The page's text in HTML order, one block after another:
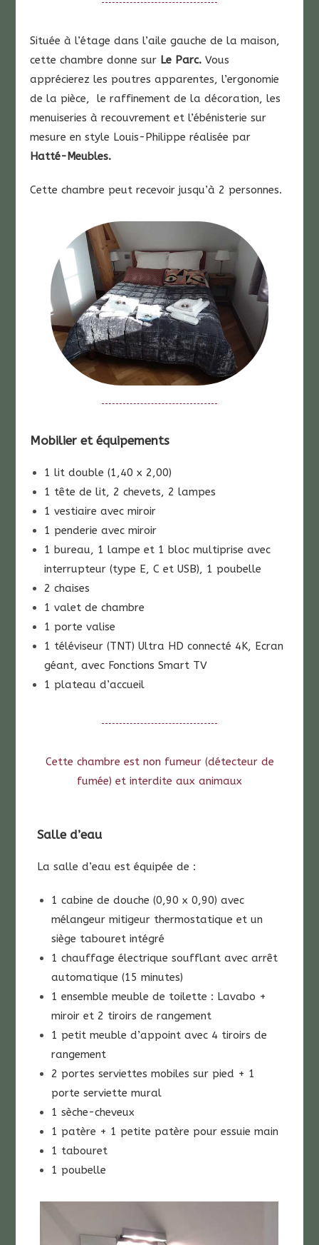
Située à l’étage dans l’aile gauche de la maison,
cette chambre donne su​r Le Parc. Vous
apprécierez les poutres apparentes, l’ergonomie
de la pièce, le raffinement de la décoration, les
menuiseries à recouvrement et l’ébénisterie sur
mesure en style Louis-Philippe réalisée par
Hatté-Meubles.
Cette chambre peut recevoir jusqu’à 2 personnes.
Mobilier et équipements
1 lit double (1,40 x 2,00)
1 tête de lit, 2 chevets, 2 lampes
1 vestiaire avec miroir
1 penderie avec miroir
1 bureau, 1 lampe et 1 bloc multiprise avec
interrupteur (type E, C et USB), 1 poubelle
2 chaises
1 valet de chambre
1 porte valise
1 téléviseur (TNT) Ultra HD connecté 4K, Ecran
géant, avec Fonctions Smart TV
1 plateau d’accueil
Cette chambre est non fumeur (détecteur de
fumée) et interdite aux animaux
Salle d’eau
La salle d’eau est équipée de :
1 cabine de douche (0,90 x 0,90) avec
mélangeur mitigeur thermostatique et un
siège tabouret intégré
1 chauffage électrique soufflant avec arrêt
automatique (15 minutes)
1 ensemble meuble de toilette : Lavabo +
miroir et 2 tiroirs de rangement
1 petit meuble d’appoint avec 4 tiroirs de
rangement
2 portes serviettes mobiles sur pied + 1
porte serviette mural
1 sèche-cheveux
1 patère + 1 petite patère pour essuie main
1 tabouret
1 poubelle